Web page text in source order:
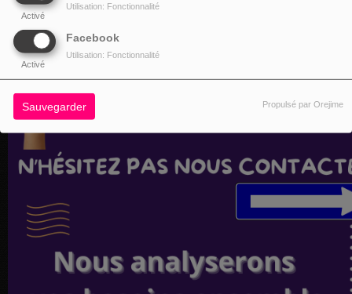
Activé
Utilisation: Fonctionnalité
Facebook
Activé
Utilisation: Fonctionnalité
Sauvegarder Propulsé par Orejime